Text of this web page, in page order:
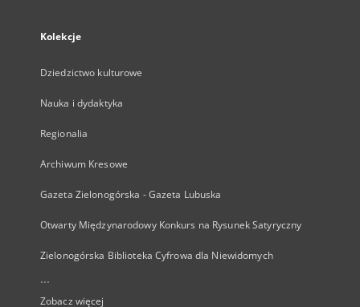
Kolekcje
Dziedzictwo kulturowe
Nauka i dydaktyka
Regionalia
Archiwum Kresowe
Gazeta Zielonogórska - Gazeta Lubuska
Otwarty Międzynarodowy Konkurs na Rysunek Satyryczny
Zielonogórska Biblioteka Cyfrowa dla Niewidomych
...
Zobacz więcej